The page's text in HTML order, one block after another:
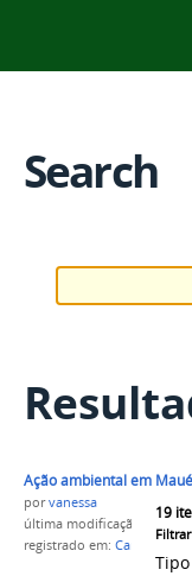
Search
19
Ação ambiental em
porvanessa
última modificação
em 16/
registrado em: Campus